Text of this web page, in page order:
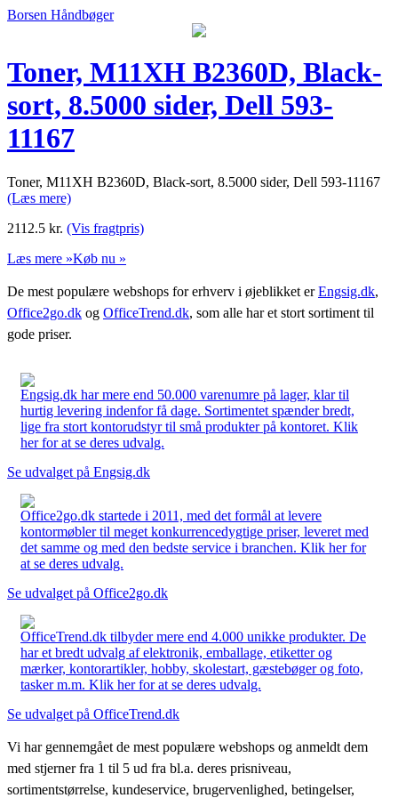
Borsen Håndbøger
Toner, M11XH B2360D, Black-
sort, 8.5000 sider, Dell 593-
11167
Toner, M11XH B2360D, Black-sort, 8.5000 sider, Dell 593-11167
(Læs mere)
2112.5 kr. (Vis fragtpris)
Læs mere »Køb nu »
De mest populære webshops for erhverv i øjeblikket erEngsig.dk,
Office2go.dk og OfficeTrend.dk, som alle har et stort sortiment til
gode priser.
Engsig.dk har mere end 50.000 varenumre på lager, klar til
hurtig levering indenfor få dage. Sortimentet spænder bredt,
lige fra stort kontorudstyr til små produkter på kontoret. Klik
her for at se deres udvalg.
Se udvalget på Engsig.dk
Office2go.dk startede i 2011, med det formål at levere
kontormøbler til meget konkurrencedygtige priser, leveret med
det samme og med den bedste service i branchen. Klik her for
at se deres udvalg.
Se udvalget på Office2go.dk
OfficeTrend.dk tilbyder mere end 4.000 unikke produkter. De
har et bredt udvalg af elektronik, emballage, etiketter og
mærker, kontorartikler, hobby, skolestart, gæstebøger og foto,
tasker m.m. Klik her for at se deres udvalg.
Se udvalget på OfficeTrend.dk
Vi har gennemgået de mest populære webshops og anmeldt dem
med stjerner fra 1 til 5 ud fra bl.a. deres prisniveau,
sortimentstørrelse, kundeservice, brugervenlighed, betingelser,